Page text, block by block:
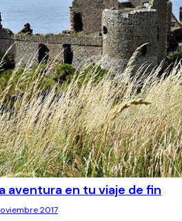
aventura en tu viaje de fin
2017